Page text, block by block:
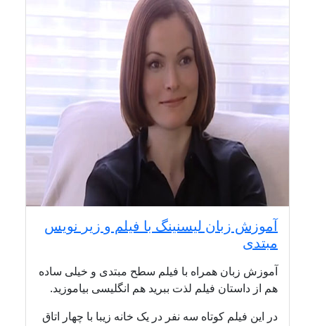
آموزش زبان لیسنینگ با فیلم و زیر نویس
مبتدی
آموزش زبان همراه با فیلم سطح مبتدی و خیلی ساده
هم از داستان فیلم لذت ببرید هم انگلیسی بیاموزید.
در این فیلم کوتاه سه نفر در یک خانه زیبا با چهار اتاق